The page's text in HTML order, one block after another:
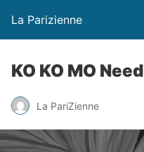
La Parizienne
KO KO MO
La PariZienne